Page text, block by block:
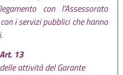
con l'Assessorato
i servizi pubblici che hanno
Art. 13
attività del Garante